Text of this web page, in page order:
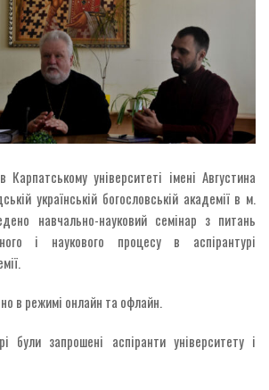
університеті імені Августина
українській богословській академії в м.
навчально-науковий семінар з питань
і наукового процесу в аспірантурі
в режимі онлайн та офлайн.
були запрошені аспіранти університету і